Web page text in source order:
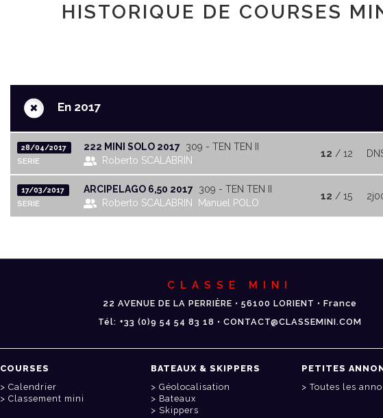
HISTORIQUE DE COURSES
+ En 2017
28/04/2017
SERIE
222 MINI SOLO 2017 309 - TEN TEN II
Roberto SCALABRIN
12 / 12
17/03/2017
SERIE
ARCIPELAGO 6,50 2017 309 - TEN TEN II
Roberto SCALABRIN
Manuel POLO
12 / 15
CLASSE MINI
22 AVENUE DE LA PERRIÈRE • 56100 LORIENT • France
Tél: +33 (0)9 54 54 83 18 • CONTACT@CLASSEMINI.COM
COURSES
Calendrier
Classement mini
BATEAUX & SKIPPERS
Géolocalisation
Bateaux
Skippers
PETITES
Toutes les